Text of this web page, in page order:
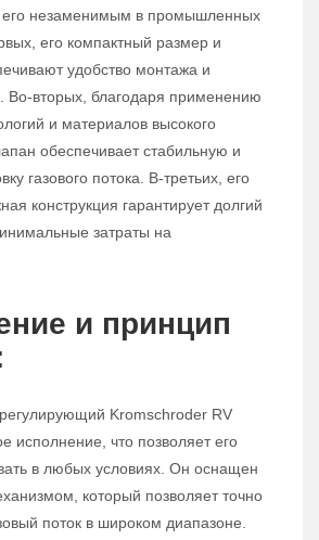
его незаменимым в промышленных
его компактный размер и
удобство монтажа и
Во-вторых, благодаря применению
и материалов высокого
обеспечивает стабильную и
газового потока. В-третьих, его
конструкция гарантирует долгий
затраты на
и принцип
Kromschroder RV
исполнение, что позволяет его
в любых условиях. Он оснащен
который позволяет точно
поток в широком диапазоне.